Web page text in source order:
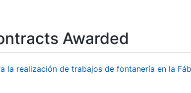
Awarded
la realización de trabajos de fontanería en la